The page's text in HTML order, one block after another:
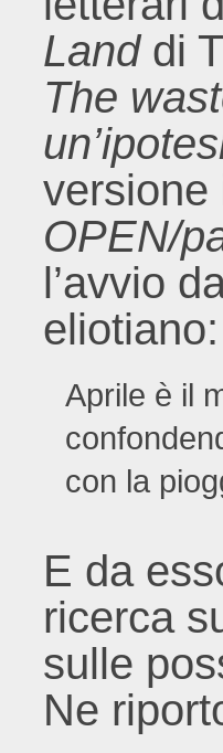
Landdi
The
versione
OPEN/
l’avvio
eliotiano:
Aprile è il
con la
E da
ricerca
sulle
Ne